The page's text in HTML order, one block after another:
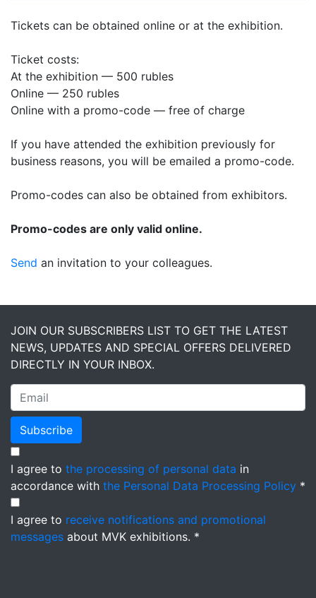
Tickets can be obtained online or at the exhibition.
Ticket costs:
At the exhibition — 500 rubles
Online — 250 rubles
Online with a promo-code — free of charge
If you have attended the exhibition previously for
business reasons, you will be emailed a promo-code.
Promo-codes can also be obtained from exhibitors.
Promo-codes are only valid online.
Send an invitation to your colleagues.
JOIN OUR SUBSCRIBERS LIST TO GET THE LATEST
NEWS, UPDATES AND SPECIAL OFFERS DELIVERED
DIRECTLY IN YOUR INBOX.
Subscribe
I agree to the processing of personal data in
accordance with the Personal Data Processing Policy *
I agree to receive notifications and promotional
messages about MVK exhibitions. *